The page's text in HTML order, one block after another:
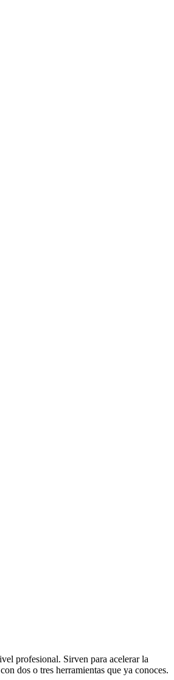
profesional. Sirven para acelerar la
dos o tres herramientas que ya conoces.